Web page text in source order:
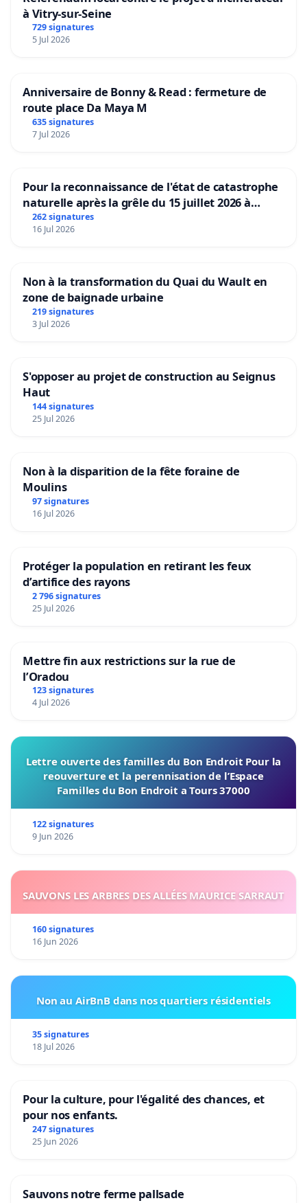
à Vitry-sur-Seine
729 signatures
5 Jul 2026
Anniversaire de Bonny & Read : fermeture de
route place Da Maya M
635 signatures
7 Jul 2026
Pour la reconnaissance de l'état de catastrophe
naturelle après la grêle du 15 juillet 2026 à
Aubenas et ses alentours
262 signatures
16 Jul 2026
Non à la transformation du Quai du Wault en
zone de baignade urbaine
219 signatures
3 Jul 2026
S'opposer au projet de construction au Seignus
Haut
144 signatures
25 Jul 2026
Non à la disparition de la fête foraine de
Moulins
97 signatures
16 Jul 2026
Protéger la population en retirant les feux
d’artifice des rayons
2 796 signatures
25 Jul 2026
Mettre fin aux restrictions sur la rue de
l’Oradou
123 signatures
4 Jul 2026
Lettre ouverte des familles du Bon Endroit Pour la
reouverture et la perennisation de l’Espace
Familles du Bon Endroit a Tours 37000
122 signatures
9 Jun 2026
SAUVONS LES ARBRES DES ALLÉES MAURICE SARRAUT
160 signatures
16 Jun 2026
Non au AirBnB dans nos quartiers résidentiels
35 signatures
18 Jul 2026
Pour la culture, pour l'égalité des chances, et
pour nos enfants.
247 signatures
25 Jun 2026
Sauvons notre ferme pallsade